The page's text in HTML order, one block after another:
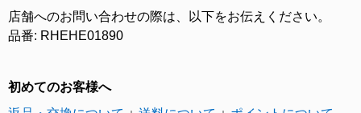
店舗へのお問い合わせの際は、以下をお伝えください。
品番: RHEHE01890
初めてのお客様へ